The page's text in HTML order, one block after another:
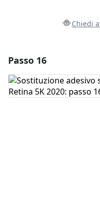
Chiedi
Aggiungi
Passo 16